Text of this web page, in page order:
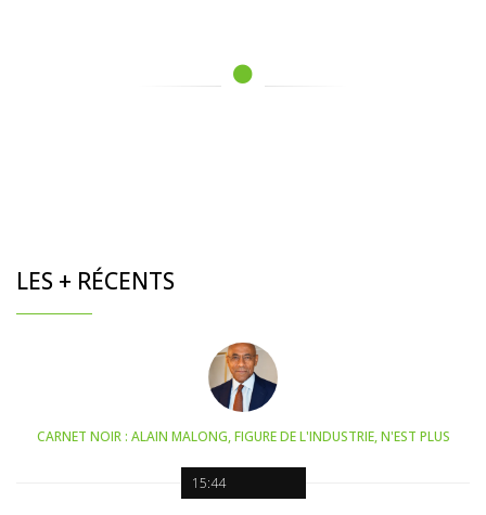
LES + RÉCENTS
15:44
CARNET NOIR : ALAIN MALONG, FIGURE DE L'INDUSTRIE, N'EST PLUS